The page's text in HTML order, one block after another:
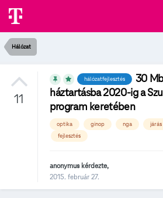
Hálózat
11
hálózatfejlesztés
30
háztartásba 2020-ig a
program keretében
optika ginop nga járás
fejlesztés
anonymuskérdezte,
2015. február 27.